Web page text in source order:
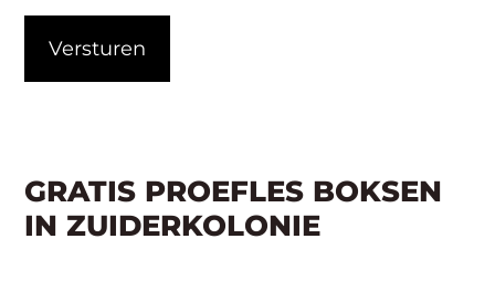
GRATIS PROEFLES BOKSEN
IN ZUIDERKOLONIE